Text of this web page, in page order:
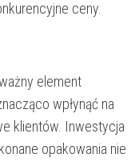
ceny.
element
wpłynąć na
klientów. Inwestycja
opakowania nie